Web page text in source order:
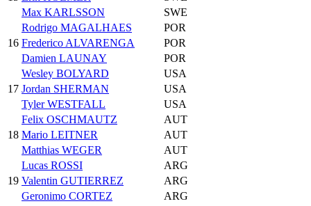
Max KARLSSON
SWE
16
Rodrigo MAGALHAES
POR
Frederico ALVARENGA
POR
Damien LAUNAY
POR
17
Wesley BOLYARD
USA
Jordan SHERMAN
USA
Tyler WESTFALL
USA
18
Felix OSCHMAUTZ
AUT
Mario LEITNER
AUT
Matthias WEGER
AUT
19
Lucas ROSSI
ARG
Valentin GUTIERREZ
ARG
Geronimo CORTEZ
ARG